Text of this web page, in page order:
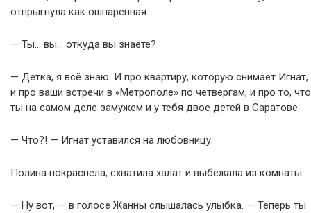
отпрыгнула как ошпаренная.
— Ты… вы… откуда вы знаете?
— Детка, я всё знаю. И про квартиру, которую снимает Игнат,
и про ваши встречи в «Метрополе» по четвергам, и про то, что
ты на самом деле замужем и у тебя двое детей в Саратове.
— Что?! — Игнат уставился на любовницу.
Полина покраснела, схватила халат и выбежала из комнаты.
— Ну вот, — в голосе Жанны слышалась улыбка. — Теперь ты